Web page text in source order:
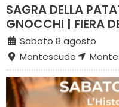
SAGRA DELLA
GNOCCHI | FIERA
Sabato 8 agosto
Montescudo